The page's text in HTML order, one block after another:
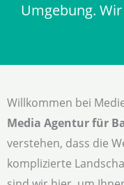
Umgebung.
Willkommen bei
Media Agentur für
verstehen, dass die
komplizierte